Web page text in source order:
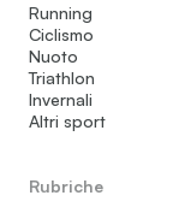
Running
Ciclismo
Nuoto
Triathlon
Invernali
Altri sport
Rubriche